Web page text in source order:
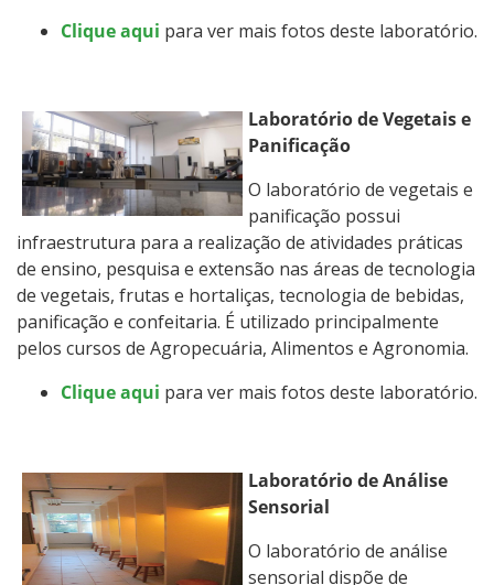
Clique aqui para ver mais fotos deste laboratório.
Laboratório de Vegetais e
Panificação
O laboratório de vegetais e
panificação possui
infraestrutura para a realização de atividades práticas
de ensino, pesquisa e extensão nas áreas de tecnologia
de vegetais, frutas e hortaliças, tecnologia de bebidas,
panificação e confeitaria. É utilizado principalmente
pelos cursos de Agropecuária, Alimentos e Agronomia.
Clique aqui para ver mais fotos deste laboratório.
Laboratório de Análise
Sensorial
O laboratório de análise
sensorial dispõe de